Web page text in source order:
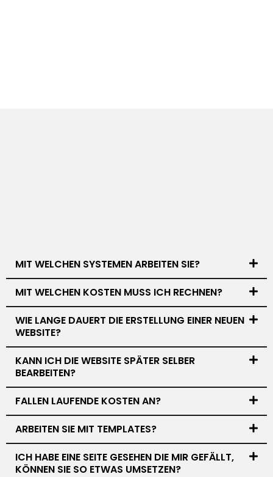
MIT WELCHEN SYSTEMEN ARBEITEN SIE?
MIT WELCHEN KOSTEN MUSS ICH RECHNEN?
WIE LANGE DAUERT DIE ERSTELLUNG EINER NEUEN
WEBSITE?
KANN ICH DIE WEBSITE SPÄTER SELBER
BEARBEITEN?
FALLEN LAUFENDE KOSTEN AN?
ARBEITEN SIE MIT TEMPLATES?
ICH HABE EINE SEITE GESEHEN DIE MIR GEFÄLLT,
KÖNNEN SIE SO ETWAS UMSETZEN?